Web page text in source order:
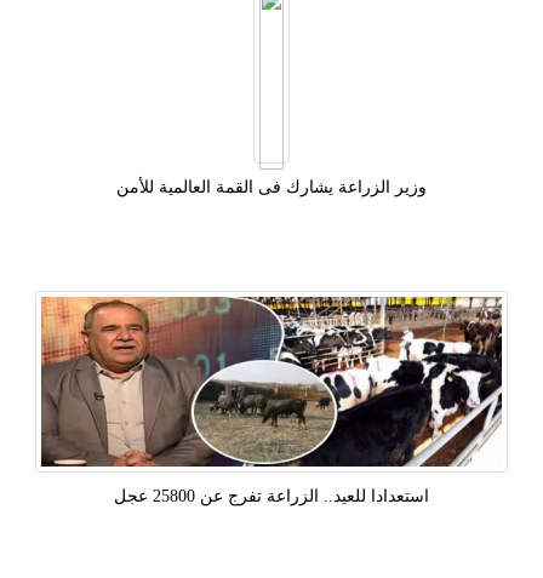
وزير الزراعة يشارك فى القمة العالمية للأمن
استعدادا للعيد.. الزراعة تفرج عن 25800 عجل